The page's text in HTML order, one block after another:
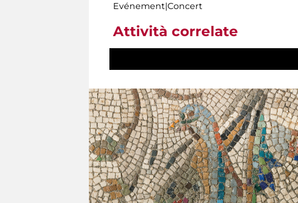
Evénement|Concert
Attività correlate